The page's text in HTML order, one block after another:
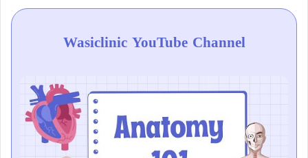
Wasiclinic YouTube Channel